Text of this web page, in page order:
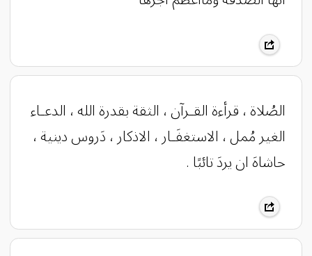
الصُلاة ، قرأءة القـرآن ، الثقة بقدرة الله ، الدعـاء
الغير مُمل ، الاستغفَـار ، الاذكار ، دَروس دينية ،
حاشاهَ ان يردَ تائبًا .